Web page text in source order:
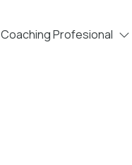
Coaching Profesional